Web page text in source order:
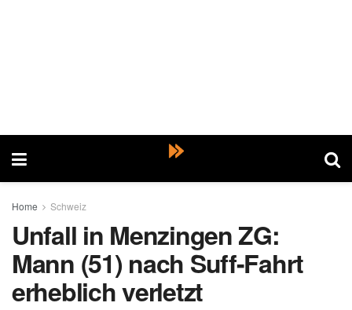
Home Schweiz
Unfall in Menzingen ZG:
Mann (51) nach Suff-Fahrt
erheblich verletzt